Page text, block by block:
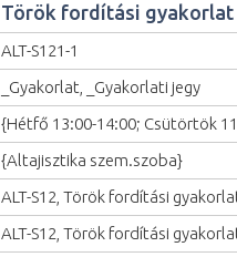
Török fordítási gyakorlat
ALT-S121-1
_Gyakorlat, _Gyakorlati jegy
{Hétfő 13:00-14:00; Csütörtök
{Altajisztika szem.szoba}
ALT-S12, Török fordítási
ALT-S12, Török fordítási